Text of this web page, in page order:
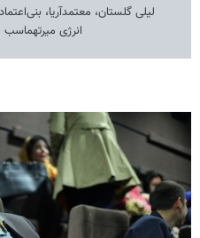
لیلی گلستان، معتمدآریا،
انرژی